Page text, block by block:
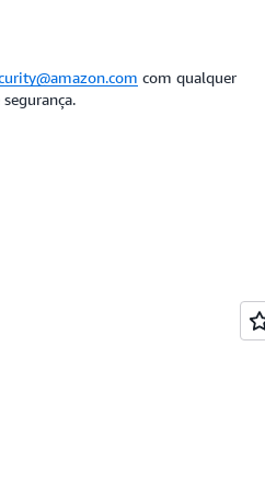
com qualquer